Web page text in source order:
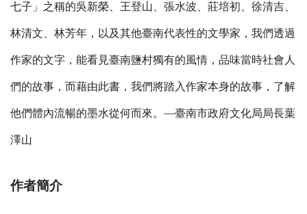
七子」之稱的吳新榮、王登山、張水波、莊培初、徐清吉、
林清文、林芳年，以及其他臺南代表性的文學家，我們透過
作家的文字，能看見臺南鹽村獨有的風情，品味當時社會人
們的故事，而藉由此書，我們將踏入作家本身的故事，了解
他們體內流暢的墨水從何而來。 —臺南市政府文化局局長葉
澤山
作者簡介